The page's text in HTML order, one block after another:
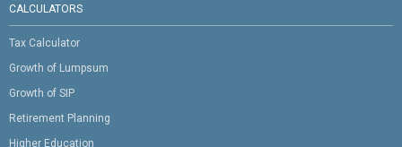
CALCULATORS
Tax Calculator
Growth of Lumpsum
Growth of SIP
Retirement Planning
Higher Education